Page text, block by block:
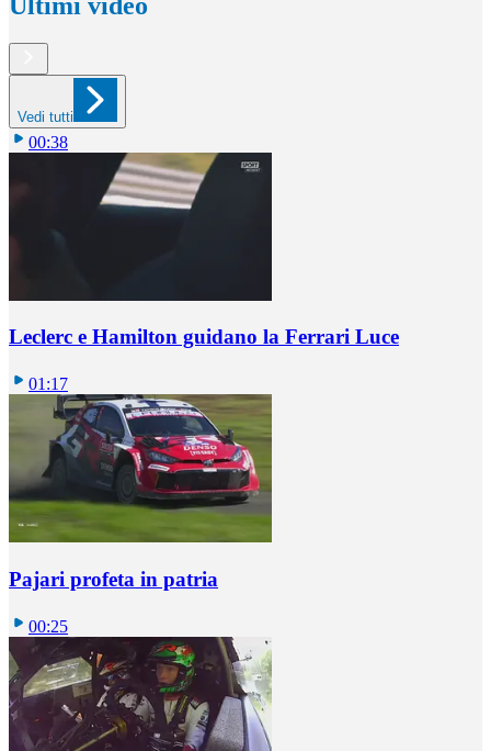
Vedi tutti
00:38
Leclerc e Hamilton guidano la Ferrari Luce
01:17
Pajari profeta in patria
00:25